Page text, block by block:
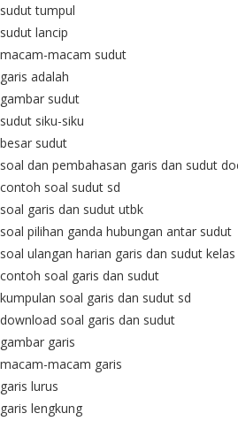
sudut tumpul
sudut lancip
macam-macam sudut
garis adalah
gambar sudut
sudut siku-siku
besar sudut
soal dan pembahasan garis dan sudut
contoh soal sudut sd
soal garis dan sudut utbk
soal pilihan ganda hubungan antar sudut
soal ulangan harian garis dan sudut
contoh soal garis dan sudut
kumpulan soal garis dan sudut sd
download soal garis dan sudut
gambar garis
macam-macam garis
garis lurus
garis lengkung